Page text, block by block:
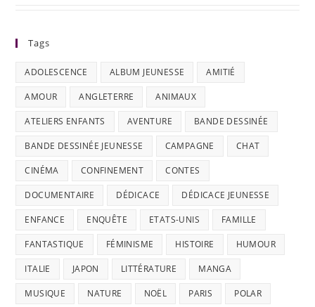
Tags
ADOLESCENCE ALBUM JEUNESSE AMITIÉ
AMOUR ANGLETERRE ANIMAUX
ATELIERS ENFANTS AVENTURE BANDE DESSINÉE
BANDE DESSINÉE JEUNESSE CAMPAGNE CHAT
CINÉMA CONFINEMENT CONTES
DOCUMENTAIRE DÉDICACE DÉDICACE JEUNESSE
ENFANCE ENQUÊTE ETATS-UNIS FAMILLE
FANTASTIQUE FÉMINISME HISTOIRE HUMOUR
ITALIE JAPON LITTÉRATURE MANGA
MUSIQUE NATURE NOËL PARIS POLAR